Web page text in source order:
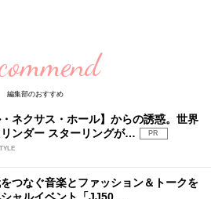
編集部のおすすめ
・ネクサス・ホール】からの誘惑。世界
ンダー スターリングが…
PR
つなぐ音楽とファッション＆トークを